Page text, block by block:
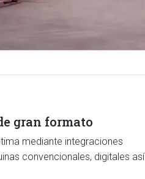
gran formato
mediante integraciones
convencionales, digitales así